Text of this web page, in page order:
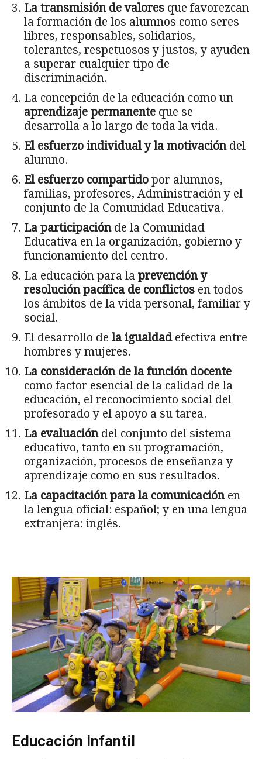
La transmisión de valores que favorezcan
la formación de los alumnos como seres
libres, responsables, solidarios,
tolerantes, respetuosos y justos, y ayuden
a superar cualquier tipo de
discriminación.
La concepción de la educación como un
aprendizaje permanente que se
desarrolla a lo largo de toda la vida.
El esfuerzo individual y la motivacióndel
alumno.
El esfuerzo compartido por alumnos,
familias, profesores, Administración y el
conjunto de la Comunidad Educativa.
La participaciónde la Comunidad
Educativa en la organización, gobierno y
funcionamiento del centro.
La educación para la prevención y
resolución pacífica de conflictos en todos
los ámbitos de la vida personal, familiar y
social.
El desarrollo de la igualdadefectiva entre
hombres y mujeres.
La consideración de la función docente
como factor esencial de la calidad de la
educación, el reconocimiento social del
profesorado y el apoyo a su tarea.
La evaluacióndel conjunto del sistema
educativo, tanto en su programación,
organización, procesos de enseñanza y
aprendizaje como en sus resultados.
La capacitación para la comunicaciónen
la lengua oficial: español; y en una lengua
extranjera: inglés.
Educación Infantil